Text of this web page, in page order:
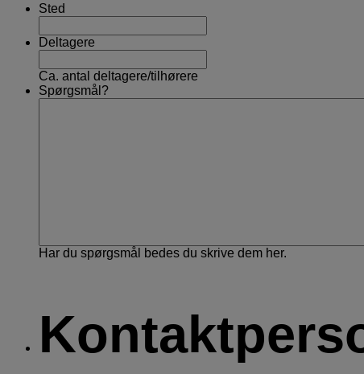
Sted
Deltagere
Ca. antal deltagere/tilhørere
Spørgsmål?
Har du spørgsmål bedes du skrive dem her.